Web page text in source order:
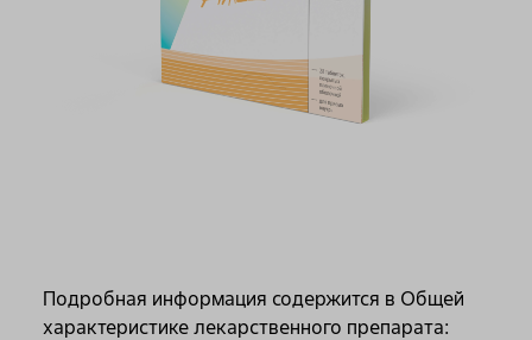
Подробная информация содержится в Общей
характеристике лекарственного препарата: